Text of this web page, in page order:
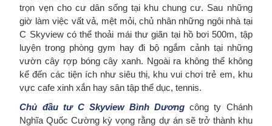
trọn vẹn cho cư dân sống tại khu chung cư. Sau những
giờ làm việc vất vả, mệt mỏi, chủ nhân những ngôi nhà tại
C Skyview có thể thoải mái thư giãn tại hồ bơi 500m, tập
luyện trong phòng gym hay đi bộ ngắm cảnh tại những
vườn cây rợp bóng cây xanh. Ngoài ra không thể không
kể đến các tiện ích như siêu thị, khu vui chơi trẻ em, khu
vực cafe xinh xắn hay sân tập thể dục, tennis.
Chủ đầu tư C Skyview Bình Dương công ty Chánh
Nghĩa Quốc Cường kỳ vọng rằng dự án sẽ trở thành khu